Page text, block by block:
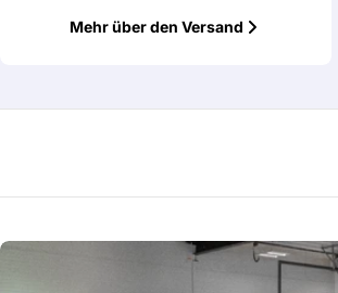
Mehr über den Versand